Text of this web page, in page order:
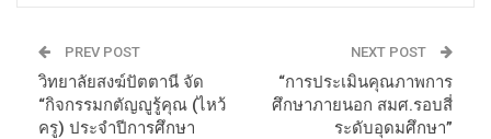
PREV POST
วิทยาลัยสงฆ์ปัตตานี จัด
“กิจกรรมกตัญญูรู้คุณ (ไหว้
ครู) ประจำปีการศึกษา
NEXT POST
“การประเมินคุณภาพการ
ศึกษาภายนอก สมศ.รอบสี่
ระดับอุดมศึกษา”